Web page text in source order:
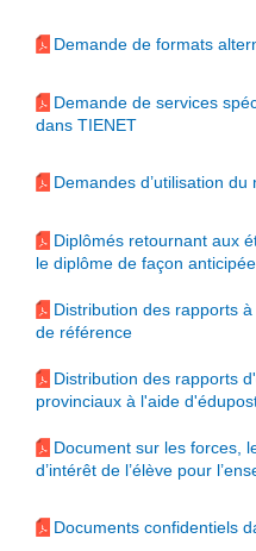
Demande de formats
Demande de services
dans TIENET
Demandes d’utilisation du
Diplômés retournant aux
le diplôme de façon
Distribution des rapports à
de référence
Distribution des rapports
provinciaux à l'aide
Document sur les forces,
d’intérêt de l’élève pour
Documents confidentiels